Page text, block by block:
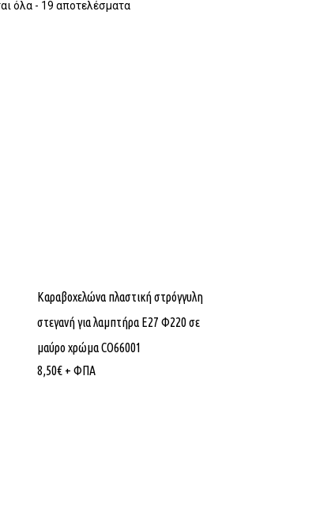
όλα - 19 αποτελέσματα
Καραβοχελώνα πλαστική στρόγγυλη
στεγανή για λαμπτήρα Ε27 Φ220 σε
μαύρο χρώμα CO66001
8,50€ + ΦΠΑ